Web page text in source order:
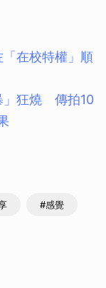
在校特權」順
」狂燒 傳拍10
#感覺